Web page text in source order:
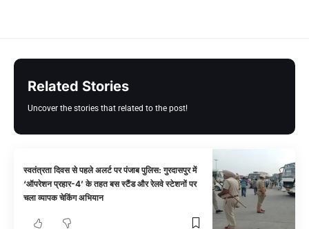
Related Stories
Uncover the stories that related to the post!
स्वतंत्रता दिवस से पहले अलर्ट पर पंजाब पुलिस: गुरदासपुर में
‘ऑपरेशन प्रहार-4’ के तहत बस स्टैंड और रेलवे स्टेशनों पर
चला व्यापक चेकिंग अभियान